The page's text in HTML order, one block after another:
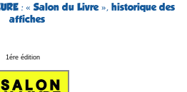
: « Salon du Livre », historique des
affiches
1ére édition